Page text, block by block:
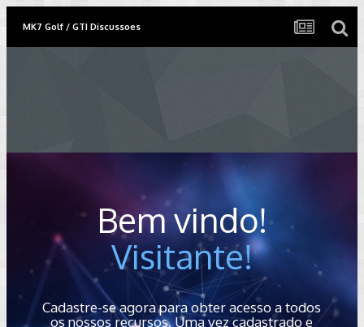
MK7 Golf / GTI Discussoes
Bem vindo!
Visitante!
Cadastre-se agora para obter acesso a todos
os nossos recursos. Uma vez cadastrado e